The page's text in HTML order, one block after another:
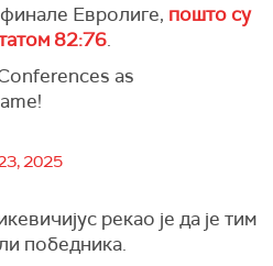
Евролиге, пошто су
82:76.
as
2025
рекао је да је тим
победника.